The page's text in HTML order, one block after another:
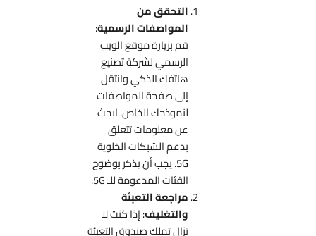
التحقق من
المواصفات الرسمية:
قم بزيارة موقع الويب
الرسمي لشركة تصنيع
هاتفك الذكي وانتقل
إلى صفحة المواصفات
لنموذجك الخاص. ابحث
عن معلومات تتعلق
بدعم الشبكات الخلوية
5G. يجب أن يذكر بوضوح
الفئات المدعومة للـ 5G.
مراجعة التعبئة
والتغليف: إذا كنت لا
تزال تملك صندوق التعبئة